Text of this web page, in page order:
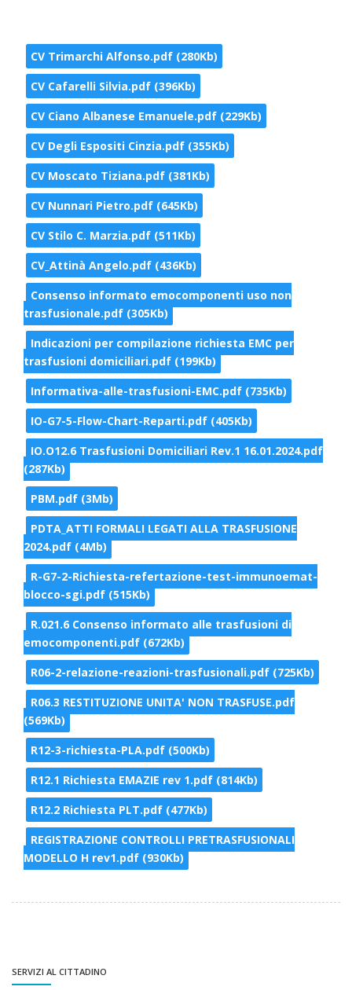
CV Trimarchi Alfonso.pdf (280Kb)
CV Cafarelli Silvia.pdf (396Kb)
CV Ciano Albanese Emanuele.pdf (229Kb)
CV Degli Espositi Cinzia.pdf (355Kb)
CV Moscato Tiziana.pdf (381Kb)
CV Nunnari Pietro.pdf (645Kb)
CV Stilo C. Marzia.pdf (511Kb)
CV_Attinà Angelo.pdf (436Kb)
Consenso informato emocomponenti uso non
trasfusionale.pdf (305Kb)
Indicazioni per compilazione richiesta EMC per
trasfusioni domiciliari.pdf (199Kb)
Informativa-alle-trasfusioni-EMC.pdf (735Kb)
IO-G7-5-Flow-Chart-Reparti.pdf (405Kb)
IO.O12.6 Trasfusioni Domiciliari Rev.1 16.01.2024.pdf
(287Kb)
PBM.pdf (3Mb)
PDTA_ATTI FORMALI LEGATI ALLA TRASFUSIONE
2024.pdf (4Mb)
R-G7-2-Richiesta-refertazione-test-immunoemat-
blocco-sgi.pdf (515Kb)
R.021.6 Consenso informato alle trasfusioni di
emocomponenti.pdf (672Kb)
R06-2-relazione-reazioni-trasfusionali.pdf (725Kb)
R06.3 RESTITUZIONE UNITA' NON TRASFUSE.pdf
(569Kb)
R12-3-richiesta-PLA.pdf (500Kb)
R12.1 Richiesta EMAZIE rev 1.pdf (814Kb)
R12.2 Richiesta PLT.pdf (477Kb)
REGISTRAZIONE CONTROLLI PRETRASFUSIONALI
MODELLO H rev1.pdf (930Kb)
SERVIZI AL CITTADINO